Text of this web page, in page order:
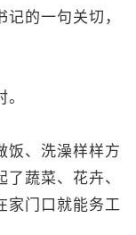
的一句关切，
、洗澡样样方
蔬菜、花卉、
家门口就能务工